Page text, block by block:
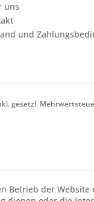
uns
und
gesetzl.
Betrieb der